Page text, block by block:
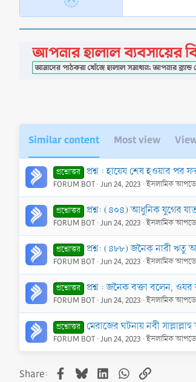
Similar content Most view
প্রশ্নোত্তর প্রশ্ন : হায়েয শেষ হওয়ার পর
FORUM BOT Jun 24, 2023 ইসলামিক
প্রশ্নোত্তর প্রশ্ন: (৪০৪) আধুনিক যুগের
FORUM BOT Jun 24, 2023 ইসলামিক
প্রশ্নোত্তর প্রশ্ন: (৪৮৮) জনৈক নারী ঋতু
FORUM BOT Jun 24, 2023 ইসলামিক
প্রশ্নোত্তর প্রশ্ন : জনৈক বক্তা বলেন, ওযর
FORUM BOT Jun 24, 2023 ইসলামিক
প্রশ্নোত্তর মেরাজের ঘটনায় নবী
FORUM BOT Jun 24, 2023 ইসলামিক
Share: Facebook
BlueskyLinkedInWhatsApp
Link